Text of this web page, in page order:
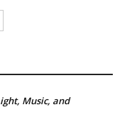
Music, and